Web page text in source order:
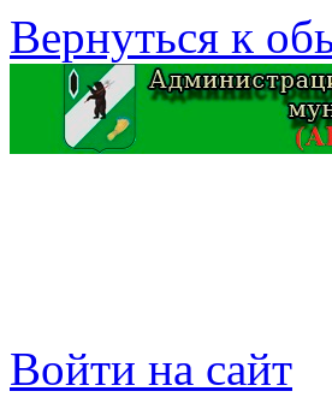
Вернуться к
Войти на сайт